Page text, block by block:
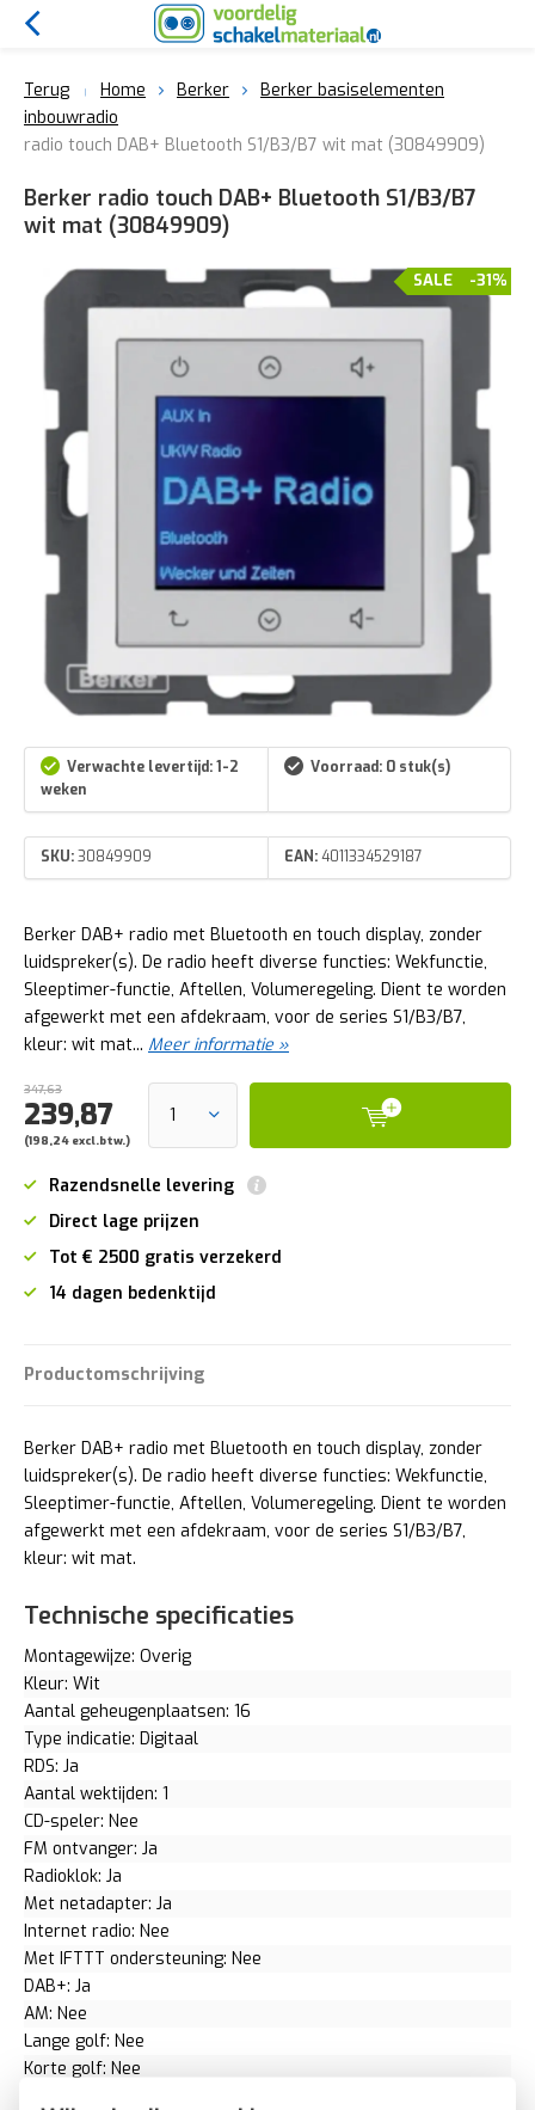
Terug Home Berker
Berker basiselementen
inbouwradio
radio touch DAB+ Bluetooth S1/B3/B7 wit mat (30849909)
Berker radio touch DAB+ Bluetooth S1/B3/B7
wit mat (30849909)
-31%
SALE
Verwachte levertijd: 1-2
weken
Voorraad: 0 stuk(s)
SKU:30849909 EAN:4011334529187
Berker DAB+ radio met Bluetooth en touch display, zonder
luidspreker(s). De radio heeft diverse functies: Wekfunctie,
Sleep­ti­mer-­functie, Aftellen, Volu­me­re­ge­ling. Dient te worden
afgewerkt met een afdekraam, voor de series S1/B3/B7,
kleur: wit mat... Meer informatie »
347,63
239,87
(198,24 excl.btw.)
Razendsnelle levering
Direct lage prijzen
Tot € 2500 gratis verzekerd
14 dagen bedenktijd
Productomschrijving
Berker DAB+ radio met Bluetooth en touch display, zonder
luidspreker(s). De radio heeft diverse functies: Wekfunctie,
Sleep­ti­mer-­functie, Aftellen, Volu­me­re­ge­ling. Dient te worden
afgewerkt met een afdekraam, voor de series S1/B3/B7,
kleur: wit mat.
Technische specificaties
Montagewijze: Overig
Kleur: Wit
Aantal geheugenplaatsen: 16
Type indicatie: Digitaal
RDS: Ja
Aantal wektijden: 1
CD-speler: Nee
FM ontvanger: Ja
Radioklok: Ja
Met netadapter: Ja
Internet radio: Nee
Met IFTTT ondersteuning: Nee
DAB+: Ja
AM: Nee
Lange golf: Nee
Korte golf: Nee